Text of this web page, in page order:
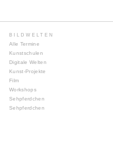
BILDWELTEN
Alle Termine
Kunstschulen
Digitale Welten
Kunst-Projekte
Film
Workshops
Sehpferdchen
Sehpferdchen